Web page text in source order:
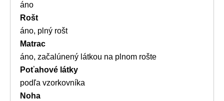
áno
Rošt
áno, plný rošt
Matrac
áno, začalúnený látkou na plnom rošte
Poťahové látky
podľa vzorkovníka
Noha